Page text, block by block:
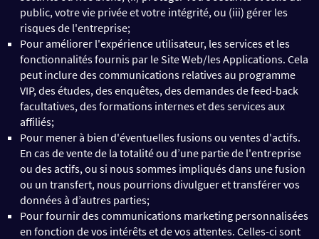
public, votre vie privée et votre intégrité, ou (iii) gérer les
risques de l'entreprise;
Pour améliorer l'expérience utilisateur, les services et les
fonctionnalités fournis par le Site Web/les Applications. Cela
peut inclure des communications relatives au programme
VIP, des études, des enquêtes, des demandes de feed-back
facultatives, des formations internes et des services aux
affiliés;
Pour mener à bien d'éventuelles fusions ou ventes d'actifs.
En cas de vente de la totalité ou d’une partie de l'entreprise
ou des actifs, ou si nous sommes impliqués dans une fusion
ou un transfert, nous pourrions divulguer et transférer vos
données à d’autres parties;
Pour fournir des communications marketing personnalisées
en fonction de vos intérêts et de vos attentes. Celles-ci sont